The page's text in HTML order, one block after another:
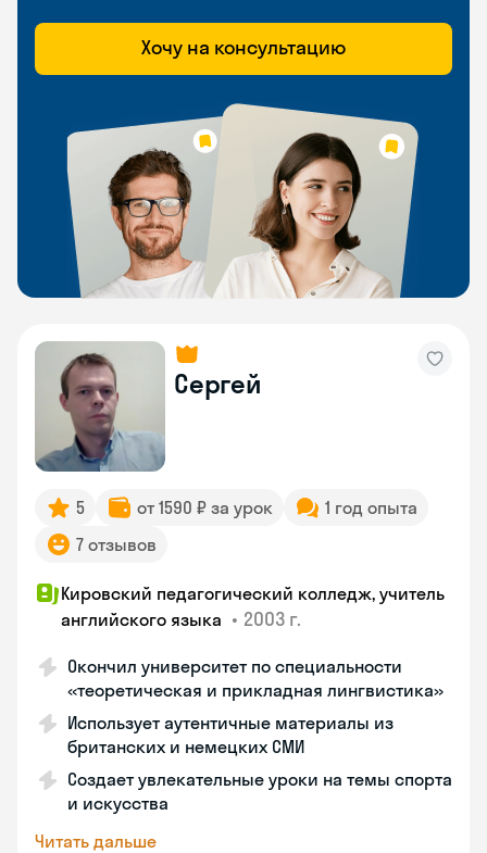
Хочу на консультацию
Сергей
5 от 1590 ₽ за урок
1 год опыта
7 отзывов
Кировский педагогический колледж, учитель
английского языка • 2003 г.
Окончил университет по специальности
«теоретическая и прикладная лингвистика»
Использует аутентичные материалы из
британских и немецких СМИ
Создает увлекательные уроки на темы спорта
и искусства
Читать дальше